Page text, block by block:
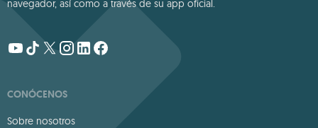
navegador, así como a través de su app oficial.
CONÓCENOS
Sobre nosotros